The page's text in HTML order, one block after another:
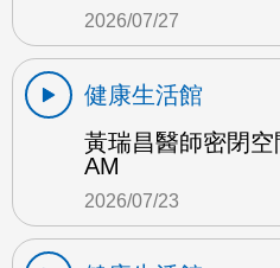
2026/07/27
健康生活館
黃瑞昌醫師密閉
AM
2026/07/23